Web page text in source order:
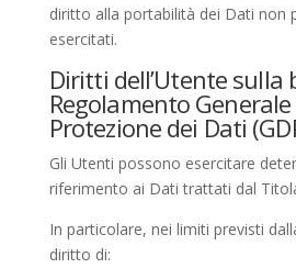
diritto alla portabilità dei Dati non
esercitati.
Diritti dell’Utente sulla
Regolamento
Protezione dei Dati
Gli Utenti possono esercitare
riferimento ai Dati trattati dal
In particolare, nei limiti previsti
diritto di: